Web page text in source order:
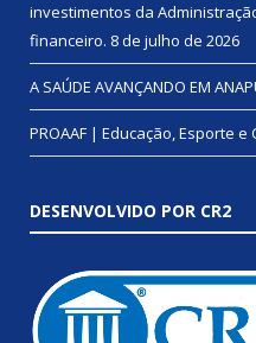
investimentos da
financeiro. 8 de julho de 2026
A SAÚDE AVANÇANDO EM
PROAAF | Educação, Esporte e
DESENVOLVIDO POR CR2